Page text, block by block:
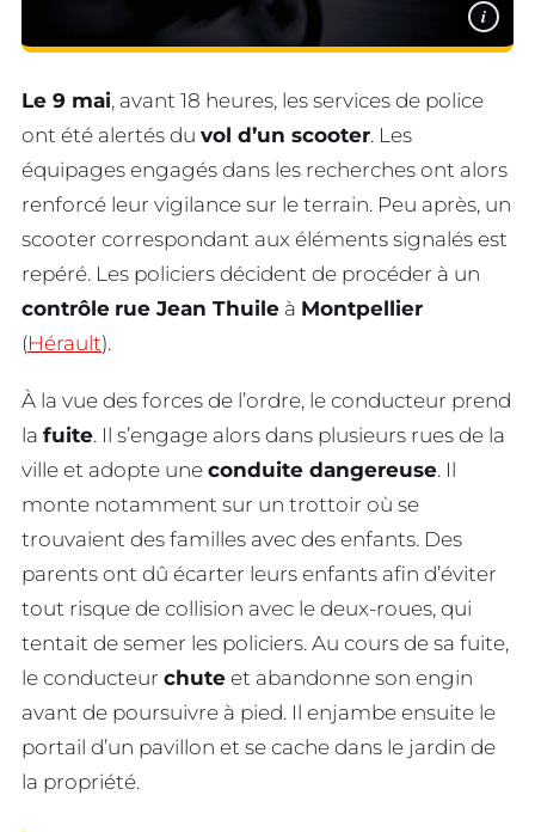
i
Le 9 mai, avant 18 heures, les services de police
ont été alertés du vol d’un scooter. Les
équipages engagés dans les recherches ont alors
renforcé leur vigilance sur le terrain. Peu après, un
scooter correspondant aux éléments signalés est
repéré. Les policiers décident de procéder à un
contrôle rue Jean Thuile à Montpellier
(Hérault).
À la vue des forces de l’ordre, le conducteur prend
la fuite. Il s’engage alors dans plusieurs rues de la
ville et adopte une conduite dangereuse. Il
monte notamment sur un trottoir où se
trouvaient des familles avec des enfants. Des
parents ont dû écarter leurs enfants afin d’éviter
tout risque de collision avec le deux-roues, qui
tentait de semer les policiers. Au cours de sa fuite,
le conducteur chute et abandonne son engin
avant de poursuivre à pied. Il enjambe ensuite le
portail d’un pavillon et se cache dans le jardin de
la propriété.